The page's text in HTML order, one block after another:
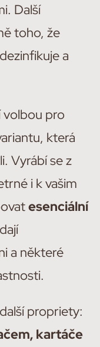
Další
toho, že
a
volbou pro
která
Vyrábí se z
i k vašim
esenciální
a některé
propriety:
kartáče